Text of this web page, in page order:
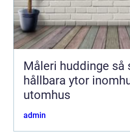
Måleri huddinge så skapar du
hållbara ytor
utomhus
admin